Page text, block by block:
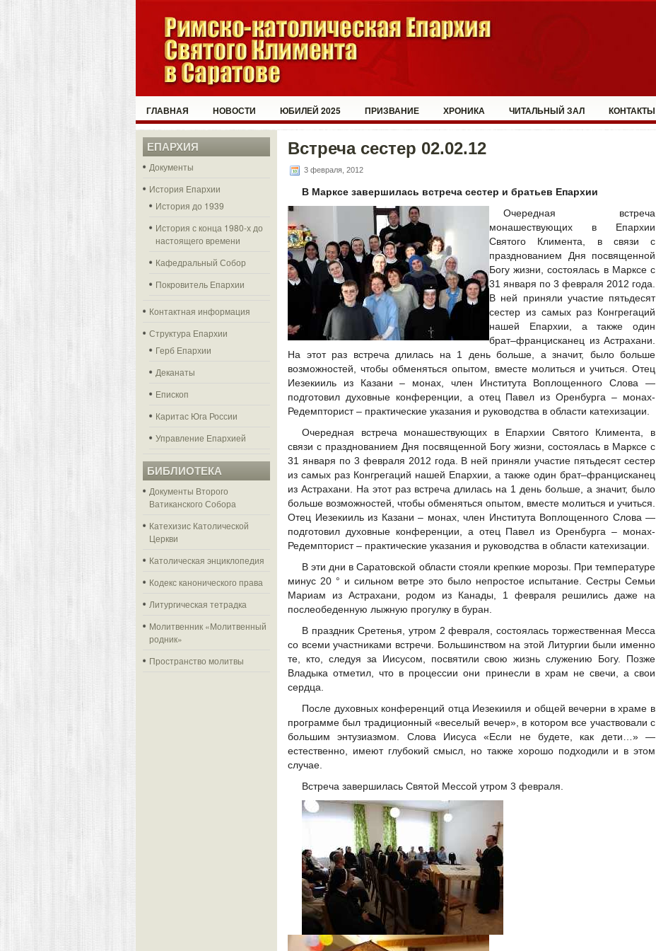
ГЛАВНАЯ НОВОСТИ ЮБИЛЕЙ 2025 ПРИЗВАНИЕ ХРОНИКА ЧИТАЛЬНЫЙ ЗАЛ КОНТАКТЫ
ЕПАРХИЯ
Документы
История Епархии
История до 1939
История с конца 1980-х до
настоящего времени
Кафедральный Собор
Покровитель Епархии
Контактная информация
Структура Епархии
Герб Епархии
Деканаты
Епископ
Каритас Юга России
Управление Епархией
БИБЛИОТЕКА
Документы Второго
Ватиканского Собора
Катехизис Католической
Церкви
Католическая энциклопедия
Кодекс канонического права
Литургическая тетрадка
Молитвенник «Молитвенный
родник»
Пространство молитвы
Встреча сестер 02.02.12
3 февраля, 2012
В Марксе завершилась встреча сестер и братьев Епархии
Очередная встреча
монашествующих в Епархии
Святого Климента, в связи с
празднованием Дня посвященной
Богу жизни, состоялась в Марксе с
31 января по 3 февраля 2012 года.
В ней приняли участие пятьдесят
сестер из самых раз Конгрегаций
нашей Епархии, а также один
брат–францисканец из Астрахани.
На этот раз встреча длилась на 1 день больше, а значит, было больше
возможностей, чтобы обменяться опытом, вместе молиться и учиться. Отец
Иезекииль из Казани – монах, член Института Воплощенного Слова —
подготовил духовные конференции, а отец Павел из Оренбурга – монах-
Редемпторист – практические указания и руководства в области катехизации.
Очередная встреча монашествующих в Епархии Святого Климента, в
связи с празднованием Дня посвященной Богу жизни, состоялась в Марксе с
31 января по 3 февраля 2012 года. В ней приняли участие пятьдесят сестер
из самых раз Конгрегаций нашей Епархии, а также один брат–францисканец
из Астрахани. На этот раз встреча длилась на 1 день больше, а значит, было
больше возможностей, чтобы обменяться опытом, вместе молиться и учиться.
Отец Иезекииль из Казани – монах, член Института Воплощенного Слова —
подготовил духовные конференции, а отец Павел из Оренбурга – монах-
Редемпторист – практические указания и руководства в области катехизации.
В эти дни в Саратовской области стояли крепкие морозы. При температуре
минус 20 ° и сильном ветре это было непростое испытание. Сестры Семьи
Мариам из Астрахани, родом из Канады, 1 февраля решились даже на
послеобеденную лыжную прогулку в буран.
В праздник Сретенья, утром 2 февраля, состоялась торжественная Месса
со всеми участниками встречи. Большинством на этой Литургии были именно
те, кто, следуя за Иисусом, посвятили свою жизнь служению Богу. Позже
Владыка отметил, что в процессии они принесли в храм не свечи, а свои
сердца.
После духовных конференций отца Иезекииля и общей вечерни в храме в
программе был традиционный «веселый вечер», в котором все участвовали с
большим энтузиазмом. Слова Иисуса «Если не будете, как дети…» —
естественно, имеют глубокий смысл, но также хорошо подходили и в этом
случае.
Встреча завершилась Святой Мессой утром 3 февраля.